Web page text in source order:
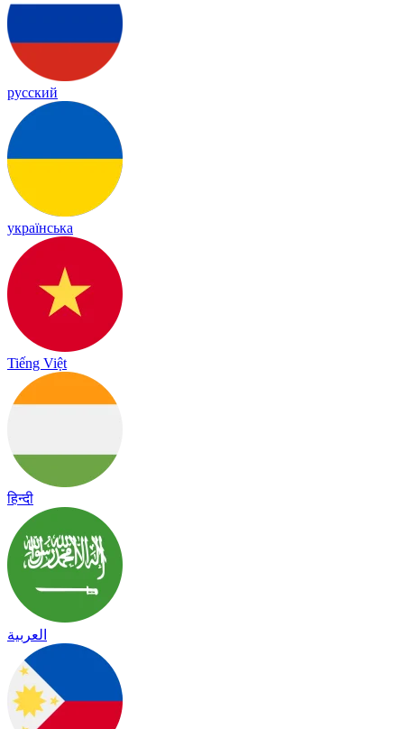
русский
українська
Tiếng Việt
हिन्दी
العربية